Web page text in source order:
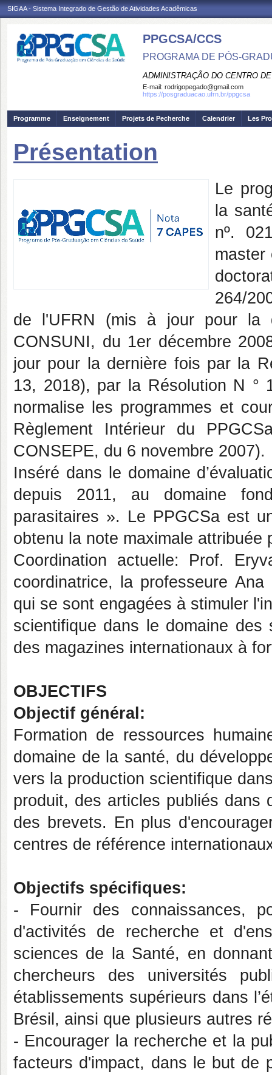
SIGAA - Sistema Integrado de Gestão de Atividades Acadêmicas
PPGCSA/CCS
PROGRAMA DE PÓS-
ADMINISTRAÇÃO DO CENTRO
E-mail: rodrigopegado@gmail.com
https://posgraduacao.ufrn.br/ppgcsa
Programme Enseignement Projets de Pecherche Calendrier Les
Présentation
Le
la
nº.
master
264/
de l'UFRN (mis à jour pour la
CONSUNI, du 1er décembre
jour pour la dernière fois par la
13, 2018), par la Résolution N °
normalise les programmes et
Règlement Intérieur du
CONSEPE, du 6 novembre 2007).
Inséré dans le domaine
depuis 2011, au domaine
parasitaires ». Le PPGCSa est
obtenu la note maximale
Coordination actuelle: Prof.
coordinatrice, la professeure
qui se sont engagées à stimuler
scientifique dans le domaine
des magazines internationaux à
OBJECTIFS
Objectif général:
Formation de ressources
domaine de la santé, du
vers la production scientifique
produit, des articles publiés dans
des brevets. En plus
centres de référence
Objectifs spécifiques:
- Fournir des connaissances,
d'activités de recherche et
sciences de la Santé, en
chercheurs des universités
établissements supérieurs dans
Brésil, ainsi que plusieurs autres
- Encourager la recherche et la
facteurs d'impact, dans le but de